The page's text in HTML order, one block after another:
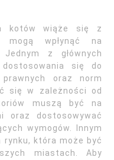
kotów wiąże się z
mogą wpłynąć na
z głównych
się do
oraz norm
się w zależności od
muszą być na
oraz dostosowywać
wymogów. Innym
rynku, która może być
miastach. Aby